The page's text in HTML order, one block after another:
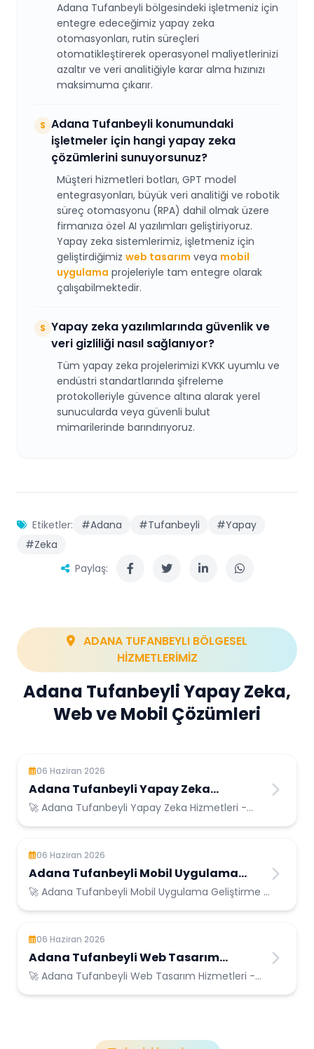
Adana Tufanbeyli bölgesindeki işletmeniz için
entegre edeceğimiz yapay zeka
otomasyonları, rutin süreçleri
otomatikleştirerek operasyonel maliyetlerinizi
azaltır ve veri analitiğiyle karar alma hızınızı
maksimuma çıkarır.
S Adana Tufanbeyli konumundaki
işletmeler için hangi yapay zeka
çözümlerini sunuyorsunuz?
Müşteri hizmetleri botları, GPT model
entegrasyonları, büyük veri analitiği ve robotik
süreç otomasyonu (RPA) dahil olmak üzere
firmanıza özel AI yazılımları geliştiriyoruz.
Yapay zeka sistemlerimiz, işletmeniz için
geliştirdiğimiz web tasarım veya mobil
uygulama projeleriyle tam entegre olarak
çalışabilmektedir.
S Yapay zeka yazılımlarında güvenlik ve
veri gizliliği nasıl sağlanıyor?
Tüm yapay zeka projelerimizi KVKK uyumlu ve
endüstri standartlarında şifreleme
protokolleriyle güvence altına alarak yerel
sunucularda veya güvenli bulut
mimarilerinde barındırıyoruz.
Etiketler: #Adana #Tufanbeyli
#Yapay
#Zeka
Paylaş:
ADANA TUFANBEYLI BÖLGESEL
HİZMETLERİMİZ
Adana Tufanbeyli Yapay Zeka,
Web ve Mobil Çözümleri
06 Haziran 2026
Adana Tufanbeyli Yapay Zeka
Hizmetleri
🚀 Adana Tufanbeyli Yapay Zeka Hizmetleri -
06 Haziran 2026
Adana Tufanbeyli Mobil Uygulama
Geliştirme
🚀 Adana Tufanbeyli Mobil Uygulama Geliştirme -
06 Haziran 2026
Adana Tufanbeyli Web Tasarım
Hizmetleri
🚀 Adana Tufanbeyli Web Tasarım Hizmetleri -